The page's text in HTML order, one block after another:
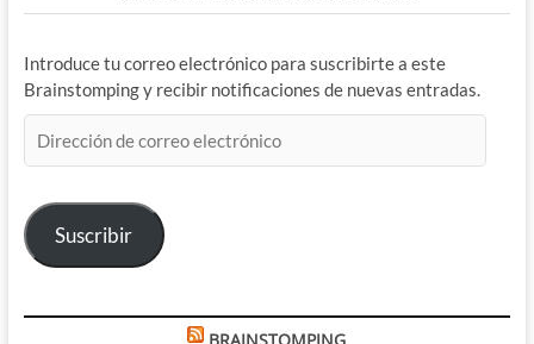
Introduce tu correo electrónico para suscribirte a este
Brainstomping y recibir notificaciones de nuevas entradas.
de
electrónico
Suscribir